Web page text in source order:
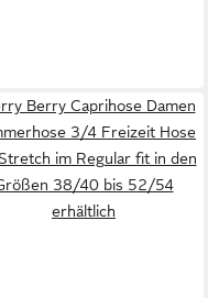
Berry Caprihose Damen
3/4 Freizeit Hose
im Regular fit in den
38/40 bis 52/54
erhältlich